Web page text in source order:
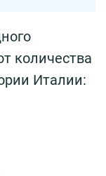
количества
Италии: